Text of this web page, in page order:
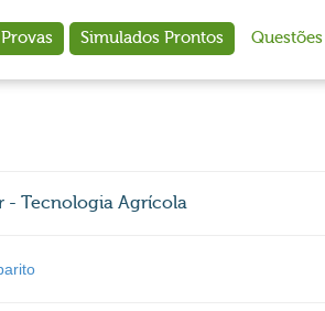
Provas Simulados Prontos Questões
- Tecnologia Agrícola